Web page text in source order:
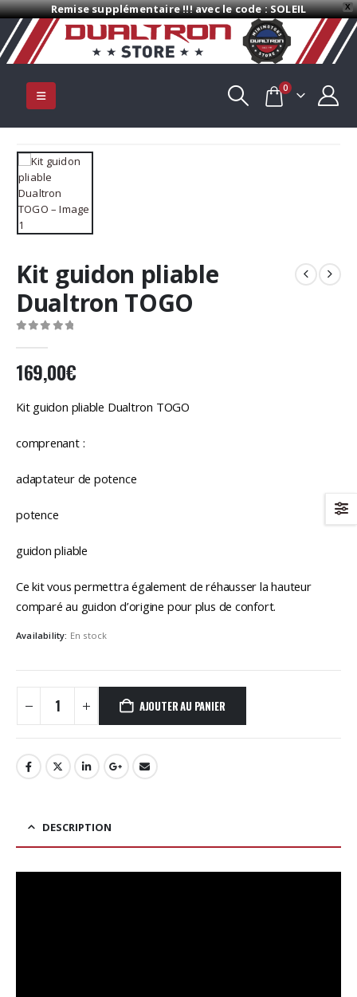
X
Remise supplémentaire !!! avec le code : SOLEIL
0
Kit guidon pliable
Dualtron TOGO
169,00€
Kit guidon pliable Dualtron TOGO
comprenant :
adaptateur de potence
potence
guidon pliable
Ce kit vous permettra également de réhausser la hauteur
comparé au guidon d’origine pour plus de confort.
Availability: En stock
AJOUTER AU PANIER
DESCRIPTION